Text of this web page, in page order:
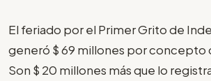
El feriado por el Primer Grito de
generó $ 69 millones por concepto
Son $ 20 millones más que lo